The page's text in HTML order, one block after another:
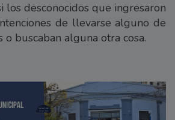
los desconocidos que ingresaron
de llevarse alguno de
buscaban alguna otra cosa.